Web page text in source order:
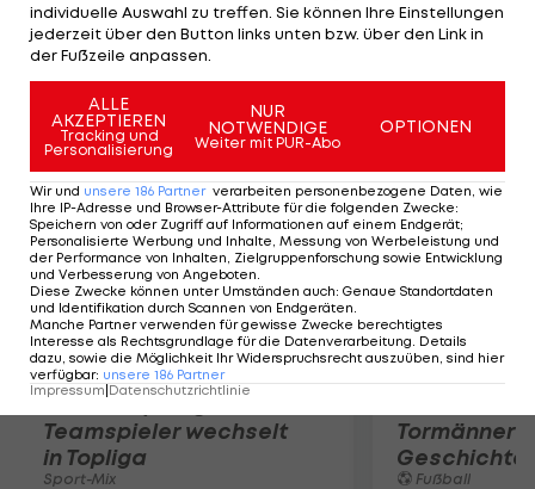
drei geht in der Nacht von Montag auf Dienstag
(MEZ) in Detroit über die Bühne.
Mehr zum Thema
Karrieresprung! ÖVV-
Teamspieler wechselt
in Topliga
Sport-Mix
Tormänner
Geschichte
Fußball
individuelle Auswahl zu treffen. Sie können Ihre Einstellungen
jederzeit über den Button links unten bzw. über den Link in
der Fußzeile anpassen.
ALLE
AKZEPTIEREN
Tracking und
Personalisierung
NUR
NOTWENDIGE
Weiter mit PUR-Abo
OPTIONEN
Wir und unsere 186 Partner verarbeiten personenbezogene Daten, wie
Ihre IP-Adresse und Browser-Attribute für die folgenden Zwecke:
Speichern von oder Zugriff auf Informationen auf einem Endgerät;
Personalisierte Werbung und Inhalte, Messung von Werbeleistung und
der Performance von Inhalten, Zielgruppenforschung sowie Entwicklung
und Verbesserung von Angeboten.
Diese Zwecke können unter Umständen auch: Genaue Standortdaten
und Identifikation durch Scannen von Endgeräten.
Manche Partner verwenden für gewisse Zwecke berechtigtes
Interesse als Rechtsgrundlage für die Datenverarbeitung. Details
dazu, sowie die Möglichkeit Ihr Widerspruchsrecht auszuüben, sind hier
verfügbar: unsere 186 Partner
Impressum Datenschutzrichtlinie